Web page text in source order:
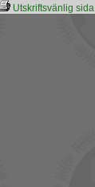
Utskriftsvänlig sida